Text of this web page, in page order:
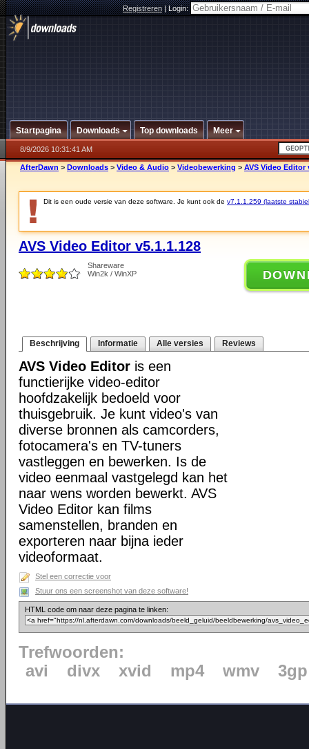
Registreren|Login:
Startpagina Downloads Top downloads Meer
8/9/2026 10:31:41 AM
AfterDawn > Downloads > Video & Audio > Videobewerking > AVS Video Editor
Dit is een oude versie van deze software. Je kunt ook de v7.1.1.259 (laatste
AVS Video Editor v5.1.1.128
Shareware
Win2k / WinXP
Beschrijving Informatie Alle versies Reviews
AVS Video Editor is een
functierijke video-editor
hoofdzakelijk bedoeld voor
thuisgebruik. Je kunt video's van
diverse bronnen als camcorders,
fotocamera's en TV-tuners
vastleggen en bewerken. Is de
video eenmaal vastgelegd kan het
naar wens worden bewerkt. AVS
Video Editor kan films
samenstellen, branden en
exporteren naar bijna ieder
videoformaat.
Stel een correctie voor
Stuur ons een screenshot van deze software!
HTML code om naar deze pagina te linken:
Trefwoorden:
avi
divx xvid mp4 wmv 3gp